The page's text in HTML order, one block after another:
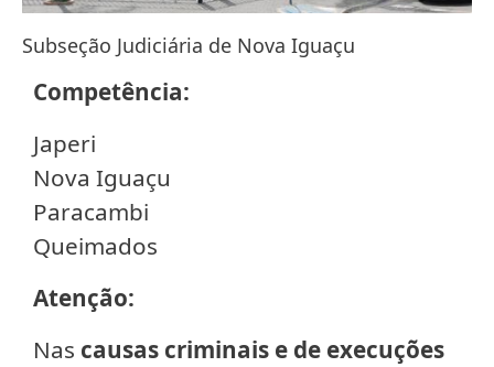
Subseção Judiciária de Nova Iguaçu
Competência:
Japeri
Nova Iguaçu
Paracambi
Queimados
Atenção:
Nas causas criminais e de execuções